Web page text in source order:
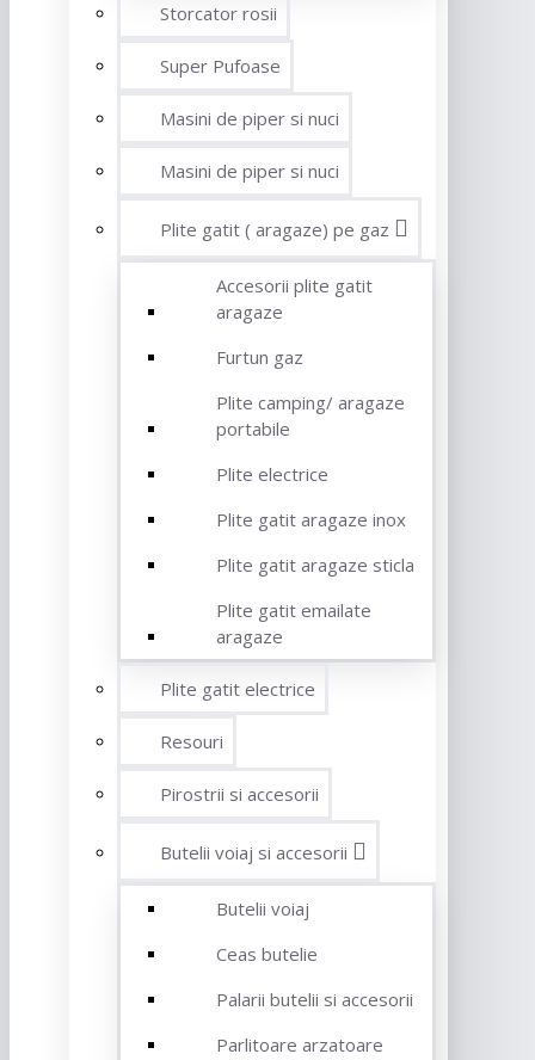
Storcator rosii
Super Pufoase
Masini de piper si nuci
Masini de piper si nuci
Plite gatit ( aragaze) pe gaz
Accesorii plite gatit
aragaze
Furtun gaz
Plite camping/ aragaze
portabile
Plite electrice
Plite gatit aragaze inox
Plite gatit aragaze sticla
Plite gatit emailate
aragaze
Plite gatit electrice
Resouri
Pirostrii si accesorii
Butelii voiaj si accesorii
Butelii voiaj
Ceas butelie
Palarii butelii si accesorii
Parlitoare arzatoare